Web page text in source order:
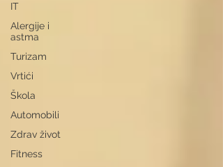
IT
Alergije i
astma
Turizam
Vrtići
Škola
Automobili
Zdrav život
Fitness